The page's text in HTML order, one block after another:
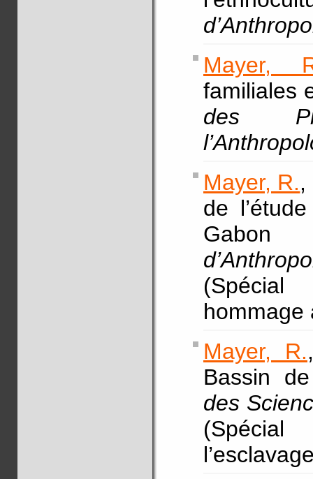
Mayer,
familiales
des
Mayer, R.,
de
hommage
Mayer, R.
Bassin
des